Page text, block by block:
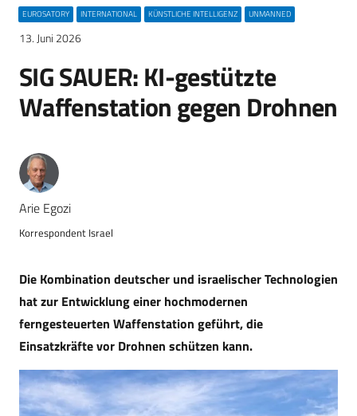
EUROSATORY INTERNATIONAL KÜNSTLICHE INTELLIGENZ UNMANNED
13. Juni 2026
SIG SAUER: KI-gestützte
Waffenstation gegen Drohnen
Arie Egozi
Korrespondent Israel
Die Kombination deutscher und israelischer Technologien
hat zur Entwicklung einer hochmodernen
ferngesteuerten Waffenstation geführt, die
Einsatzkräfte vor Drohnen schützen kann.